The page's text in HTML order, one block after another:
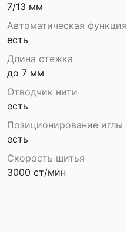
7/13 мм
Автоматическая функция
есть
Длина стежка
до 7 мм
Отводчик нити
есть
Позиционирование иглы
есть
Скорость шитья
3000 ст/мин